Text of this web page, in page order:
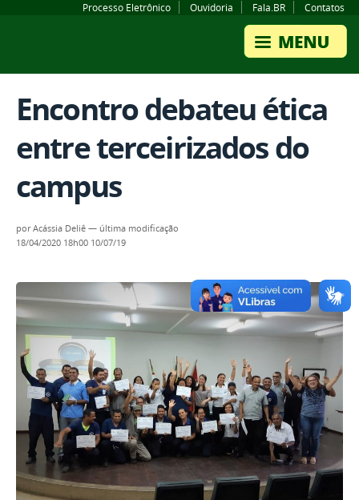
Processo Eletrônico
Ouvidoria Fala.BR Contatos
Encontro debateu ética
entre terceirizados do
campus
porAcássia Deliê — última modificação
18/04/2020 18h00 10/07/19